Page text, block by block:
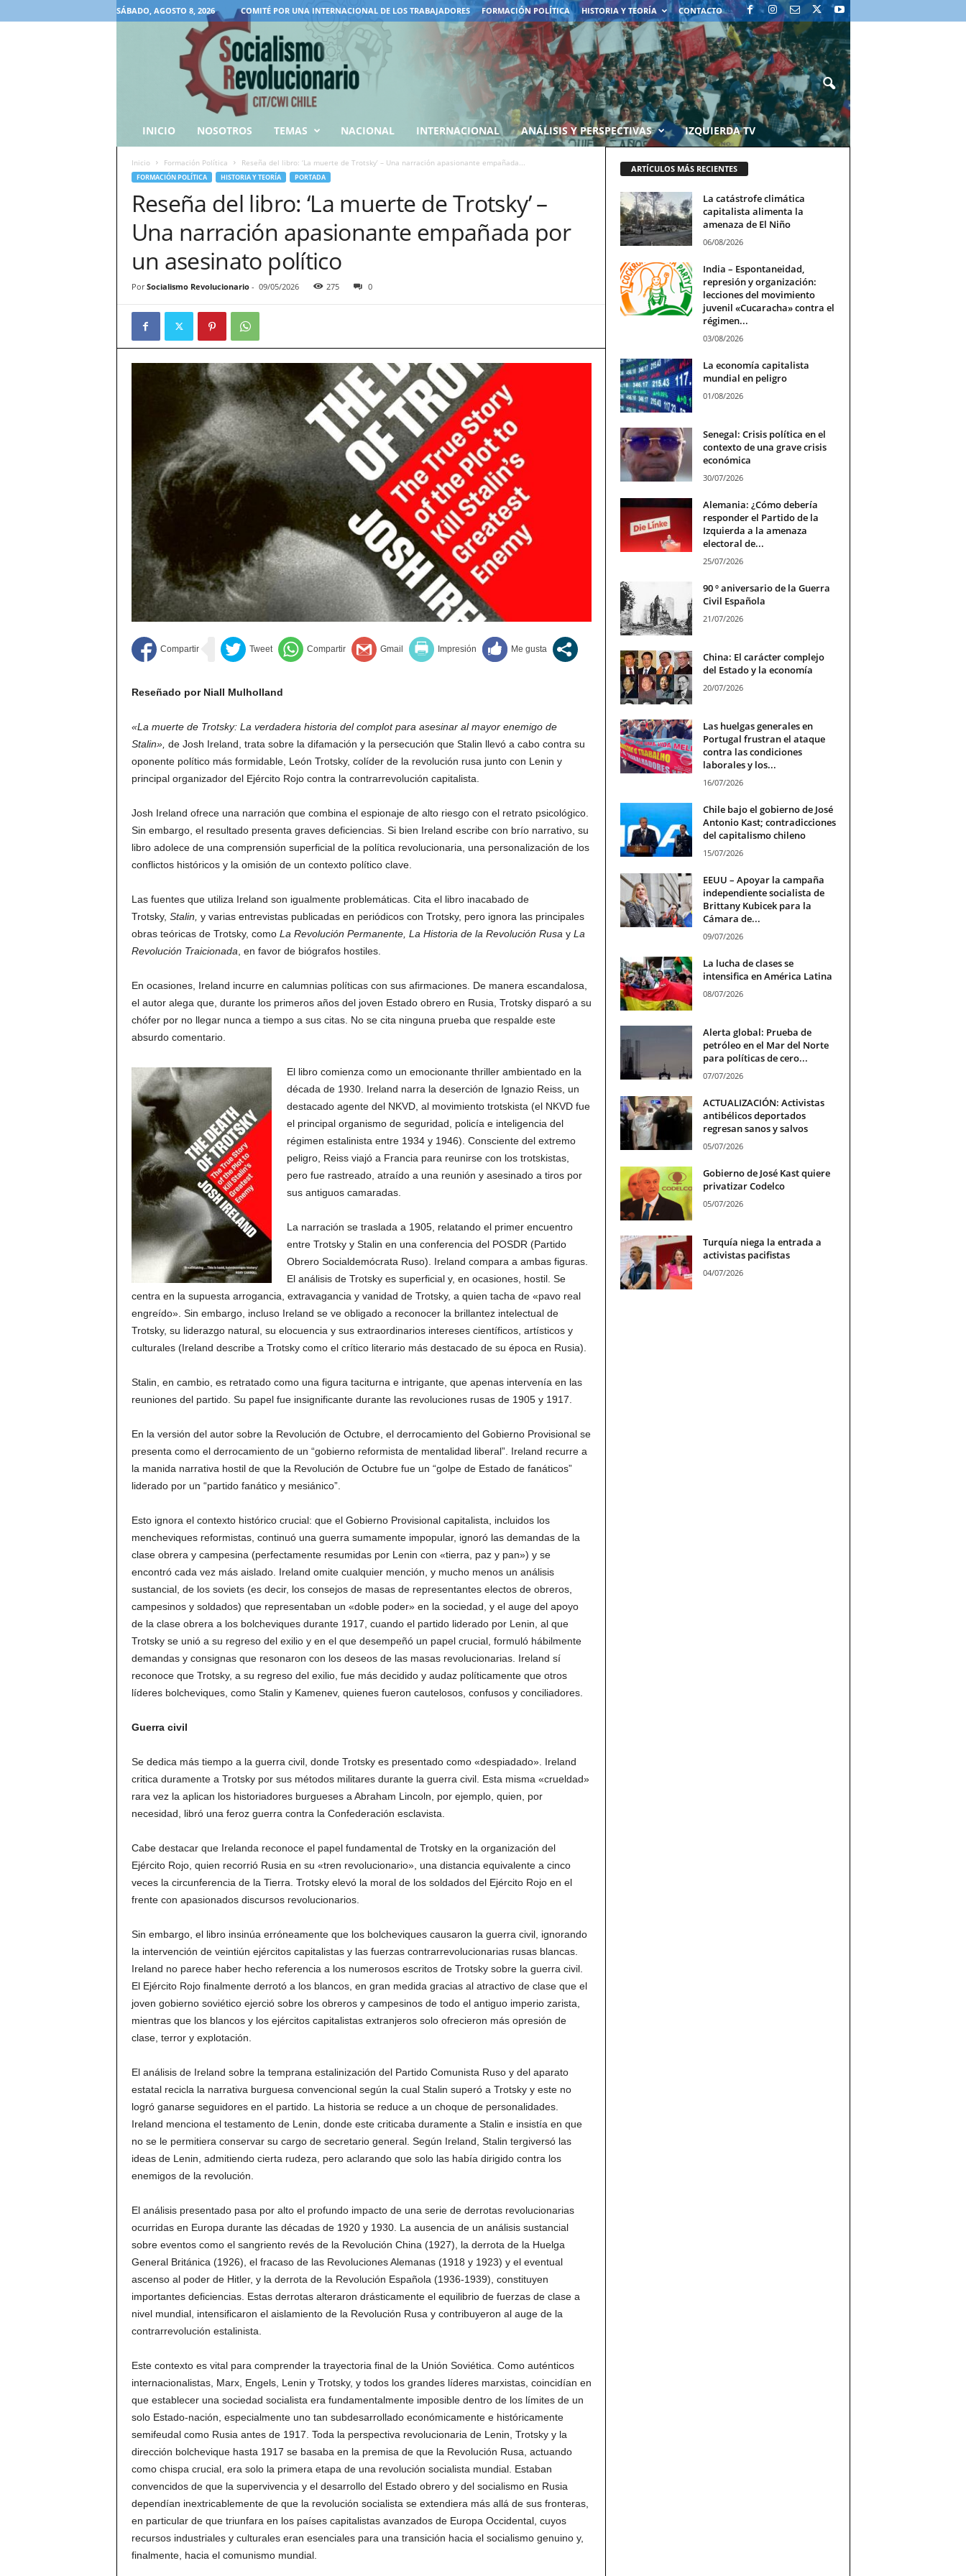
SÁBADO, AGOSTO 8, 2026 COMITÉ POR UNA INTERNACIONAL DE LOS TRABAJADORES FORMACIÓN POLÍTICA HISTORIA Y TEORÍA CONTACTO
INICIO NOSOTROS TEMAS NACIONAL INTERNACIONAL ANÁLISIS Y PERSPECTIVAS IZQUIERDA TV
Inicio Formación Política Reseña del libro: ‘La muerte de Trotsky’ – Una narración apasionante empañada...
FORMACIÓN POLÍTICA HISTORIA Y TEORÍA PORTADA
Reseña del libro: ‘La muerte de Trotsky’ –
Una narración apasionante empañada por
un asesinato político
Por Socialismo Revolucionario- 09/05/2026 275 0
Reseñado por Niall Mulholland
«La muerte de Trotsky: La verdadera historia del complot para asesinar al mayor enemigo de
Stalin», de Josh Ireland, trata sobre la difamación y la persecución que Stalin llevó a cabo contra su
oponente político más formidable, León Trotsky, colíder de la revolución rusa junto con Lenin y
principal organizador del Ejército Rojo contra la contrarrevolución capitalista.
Josh Ireland ofrece una narración que combina el espionaje de alto riesgo con el retrato psicológico.
Sin embargo, el resultado presenta graves deficiencias. Si bien Ireland escribe con brío narrativo, su
libro adolece de una comprensión superficial de la política revolucionaria, una personalización de los
conflictos históricos y la omisión de un contexto político clave.
Las fuentes que utiliza Ireland son igualmente problemáticas. Cita el libro inacabado de
Trotsky, Stalin, y varias entrevistas publicadas en periódicos con Trotsky, pero ignora las principales
obras teóricas de Trotsky, como La Revolución Permanente, La Historia de la Revolución Rusa y La
Revolución Traicionada , en favor de biógrafos hostiles.
En ocasiones, Ireland incurre en calumnias políticas con sus afirmaciones. De manera escandalosa,
el autor alega que, durante los primeros años del joven Estado obrero en Rusia, Trotsky disparó a su
chófer por no llegar nunca a tiempo a sus citas. No se cita ninguna prueba que respalde este
absurdo comentario.
El libro comienza como un emocionante thriller ambientado en la
década de 1930. Ireland narra la deserción de Ignazio Reiss, un
destacado agente del NKVD, al movimiento trotskista (el NKVD fue
el principal organismo de seguridad, policía e inteligencia del
régimen estalinista entre 1934 y 1946). Consciente del extremo
peligro, Reiss viajó a Francia para reunirse con los trotskistas,
pero fue rastreado, atraído a una reunión y asesinado a tiros por
sus antiguos camaradas.
La narración se traslada a 1905, relatando el primer encuentro
entre Trotsky y Stalin en una conferencia del POSDR (Partido
Obrero Socialdemócrata Ruso). Ireland compara a ambas figuras.
El análisis de Trotsky es superficial y, en ocasiones, hostil. Se
centra en la supuesta arrogancia, extravagancia y vanidad de Trotsky, a quien tacha de «pavo real
engreído». Sin embargo, incluso Ireland se ve obligado a reconocer la brillantez intelectual de
Trotsky, su liderazgo natural, su elocuencia y sus extraordinarios intereses científicos, artísticos y
culturales (Ireland describe a Trotsky como el crítico literario más destacado de su época en Rusia).
Stalin, en cambio, es retratado como una figura taciturna e intrigante, que apenas intervenía en las
reuniones del partido. Su papel fue insignificante durante las revoluciones rusas de 1905 y 1917.
En la versión del autor sobre la Revolución de Octubre, el derrocamiento del Gobierno Provisional se
presenta como el derrocamiento de un “gobierno reformista de mentalidad liberal”. Ireland recurre a
la manida narrativa hostil de que la Revolución de Octubre fue un “golpe de Estado de fanáticos”
liderado por un “partido fanático y mesiánico”.
Esto ignora el contexto histórico crucial: que el Gobierno Provisional capitalista, incluidos los
mencheviques reformistas, continuó una guerra sumamente impopular, ignoró las demandas de la
clase obrera y campesina (perfectamente resumidas por Lenin con «tierra, paz y pan») y se
encontró cada vez más aislado. Ireland omite cualquier mención, y mucho menos un análisis
sustancial, de los soviets (es decir, los consejos de masas de representantes electos de obreros,
campesinos y soldados) que representaban un «doble poder» en la sociedad, y el auge del apoyo
de la clase obrera a los bolcheviques durante 1917, cuando el partido liderado por Lenin, al que
Trotsky se unió a su regreso del exilio y en el que desempeñó un papel crucial, formuló hábilmente
demandas y consignas que resonaron con los deseos de las masas revolucionarias. Ireland sí
reconoce que Trotsky, a su regreso del exilio, fue más decidido y audaz políticamente que otros
líderes bolcheviques, como Stalin y Kamenev, quienes fueron cautelosos, confusos y conciliadores.
Guerra civil
Se dedica más tiempo a la guerra civil, donde Trotsky es presentado como «despiadado». Ireland
critica duramente a Trotsky por sus métodos militares durante la guerra civil. Esta misma «crueldad»
rara vez la aplican los historiadores burgueses a Abraham Lincoln, por ejemplo, quien, por
necesidad, libró una feroz guerra contra la Confederación esclavista.
Cabe destacar que Irelanda reconoce el papel fundamental de Trotsky en la organización del
Ejército Rojo, quien recorrió Rusia en su «tren revolucionario», una distancia equivalente a cinco
veces la circunferencia de la Tierra. Trotsky elevó la moral de los soldados del Ejército Rojo en el
frente con apasionados discursos revolucionarios.
Sin embargo, el libro insinúa erróneamente que los bolcheviques causaron la guerra civil, ignorando
la intervención de veintiún ejércitos capitalistas y las fuerzas contrarrevolucionarias rusas blancas.
Ireland no parece haber hecho referencia a los numerosos escritos de Trotsky sobre la guerra civil.
El Ejército Rojo finalmente derrotó a los blancos, en gran medida gracias al atractivo de clase que el
joven gobierno soviético ejerció sobre los obreros y campesinos de todo el antiguo imperio zarista,
mientras que los blancos y los ejércitos capitalistas extranjeros solo ofrecieron más opresión de
clase, terror y explotación.
El análisis de Ireland sobre la temprana estalinización del Partido Comunista Ruso y del aparato
estatal recicla la narrativa burguesa convencional según la cual Stalin superó a Trotsky y este no
logró ganarse seguidores en el partido. La historia se reduce a un choque de personalidades.
Ireland menciona el testamento de Lenin, donde este criticaba duramente a Stalin e insistía en que
no se le permitiera conservar su cargo de secretario general. Según Ireland, Stalin tergiversó las
ideas de Lenin, admitiendo cierta rudeza, pero aclarando que solo las había dirigido contra los
enemigos de la revolución.
El análisis presentado pasa por alto el profundo impacto de una serie de derrotas revolucionarias
ocurridas en Europa durante las décadas de 1920 y 1930. La ausencia de un análisis sustancial
sobre eventos como el sangriento revés de la Revolución China (1927), la derrota de la Huelga
General Británica (1926), el fracaso de las Revoluciones Alemanas (1918 y 1923) y el eventual
ascenso al poder de Hitler, y la derrota de la Revolución Española (1936-1939), constituyen
importantes deficiencias. Estas derrotas alteraron drásticamente el equilibrio de fuerzas de clase a
nivel mundial, intensificaron el aislamiento de la Revolución Rusa y contribuyeron al auge de la
contrarrevolución estalinista.
Este contexto es vital para comprender la trayectoria final de la Unión Soviética. Como auténticos
internacionalistas, Marx, Engels, Lenin y Trotsky, y todos los grandes líderes marxistas, coincidían en
que establecer una sociedad socialista era fundamentalmente imposible dentro de los límites de un
solo Estado-nación, especialmente uno tan subdesarrollado económicamente e históricamente
semifeudal como Rusia antes de 1917. Toda la perspectiva revolucionaria de Lenin, Trotsky y la
dirección bolchevique hasta 1917 se basaba en la premisa de que la Revolución Rusa, actuando
como chispa crucial, era solo la primera etapa de una revolución socialista mundial. Estaban
convencidos de que la supervivencia y el desarrollo del Estado obrero y del socialismo en Rusia
dependían inextricablemente de que la revolución socialista se extendiera más allá de sus fronteras,
en particular de que triunfara en los países capitalistas avanzados de Europa Occidental, cuyos
recursos industriales y culturales eran esenciales para una transición hacia el socialismo genuino y,
finalmente, hacia el comunismo mundial.
ARTÍCULOS MÁS RECIENTES
La catástrofe climática
capitalista alimenta la
amenaza de El Niño
06/08/2026
India – Espontaneidad,
represión y organización:
lecciones del movimiento
juvenil «Cucaracha» contra el
régimen...
03/08/2026
La economía capitalista
mundial en peligro
01/08/2026
Senegal: Crisis política en el
contexto de una grave crisis
económica
30/07/2026
Alemania: ¿Cómo debería
responder el Partido de la
Izquierda a la amenaza
electoral de...
25/07/2026
90 º aniversario de la Guerra
Civil Española
21/07/2026
China: El carácter complejo
del Estado y la economía
20/07/2026
Las huelgas generales en
Portugal frustran el ataque
contra las condiciones
laborales y los...
16/07/2026
Chile bajo el gobierno de José
Antonio Kast; contradicciones
del capitalismo chileno
15/07/2026
EEUU – Apoyar la campaña
independiente socialista de
Brittany Kubicek para la
Cámara de...
09/07/2026
La lucha de clases se
intensifica en América Latina
08/07/2026
Alerta global: Prueba de
petróleo en el Mar del Norte
para políticas de cero...
07/07/2026
ACTUALIZACIÓN: Activistas
antibélicos deportados
regresan sanos y salvos
05/07/2026
Gobierno de José Kast quiere
privatizar Codelco
05/07/2026
Turquía niega la entrada a
activistas pacifistas
04/07/2026